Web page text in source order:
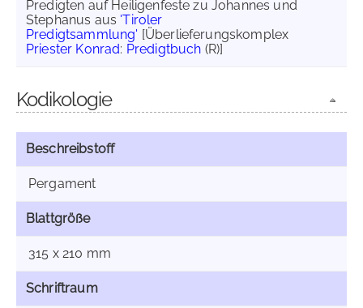
Predigten auf Heiligenfeste zu Johannes und
Stephanus aus 'Tiroler
Predigtsammlung' [Überlieferungskomplex
Priester Konrad: Predigtbuch (R)]
Kodikologie
Beschreibstoff
Pergament
Blattgröße
315 x 210 mm
Schriftraum